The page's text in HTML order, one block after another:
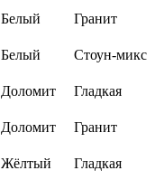
Белый
Гранит
Белый
Стоун-микс
Доломит
Гладкая
Доломит
Гранит
Жёлтый
Гладкая